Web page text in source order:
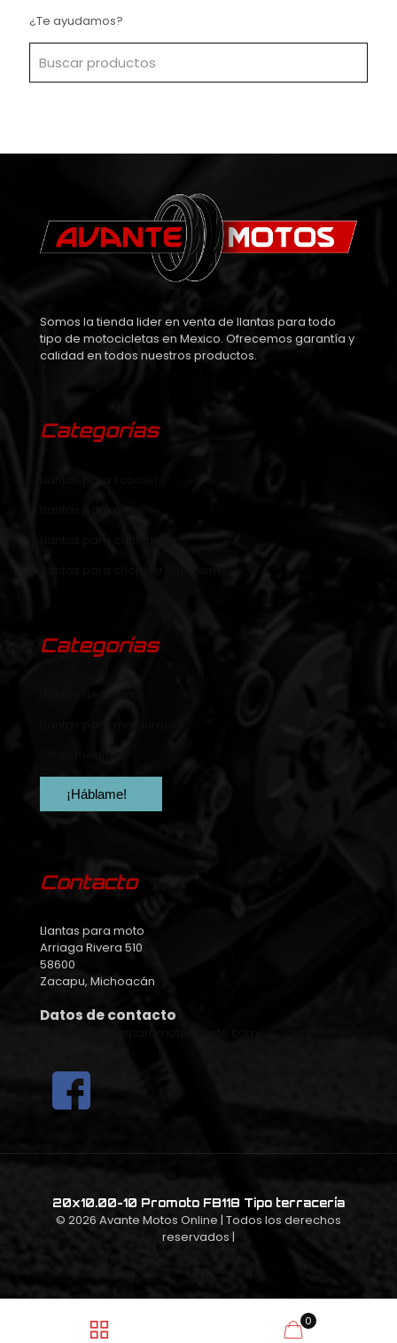
¿Te ayudamos?
Somos la tienda lider en venta de llantas para todo
tipo de motocicletas en Mexico. Ofrecemos garantía y
calidad en todos nuestros productos.
Categorías
Llantas para chopper/custoom
Categorías
¡Háblame!
Contacto
Llantas para moto
Arriaga Rivera 510
58600
Zacapu, Michoacán
Datos de contacto
20x10.00-10 Promoto FB118 Tipo terracería
© 2026 Avante Motos Online | Todos los derechos
reservados |
0